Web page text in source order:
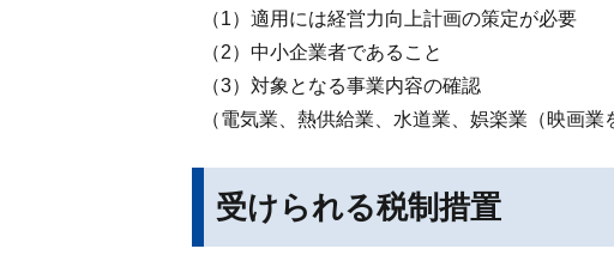
（1）適用には経営力向上計画の策定が必要
（2）中小企業者であること
（3）対象となる事業内容の確認
（電気業、熱供給業、水道業、娯楽業（映画業
受けられる税制措置